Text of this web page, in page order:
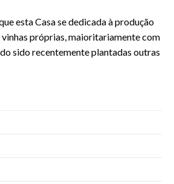
esta Casa se dedicada à produção
vinhas próprias, maioritariamente com
sido recentemente plantadas outras